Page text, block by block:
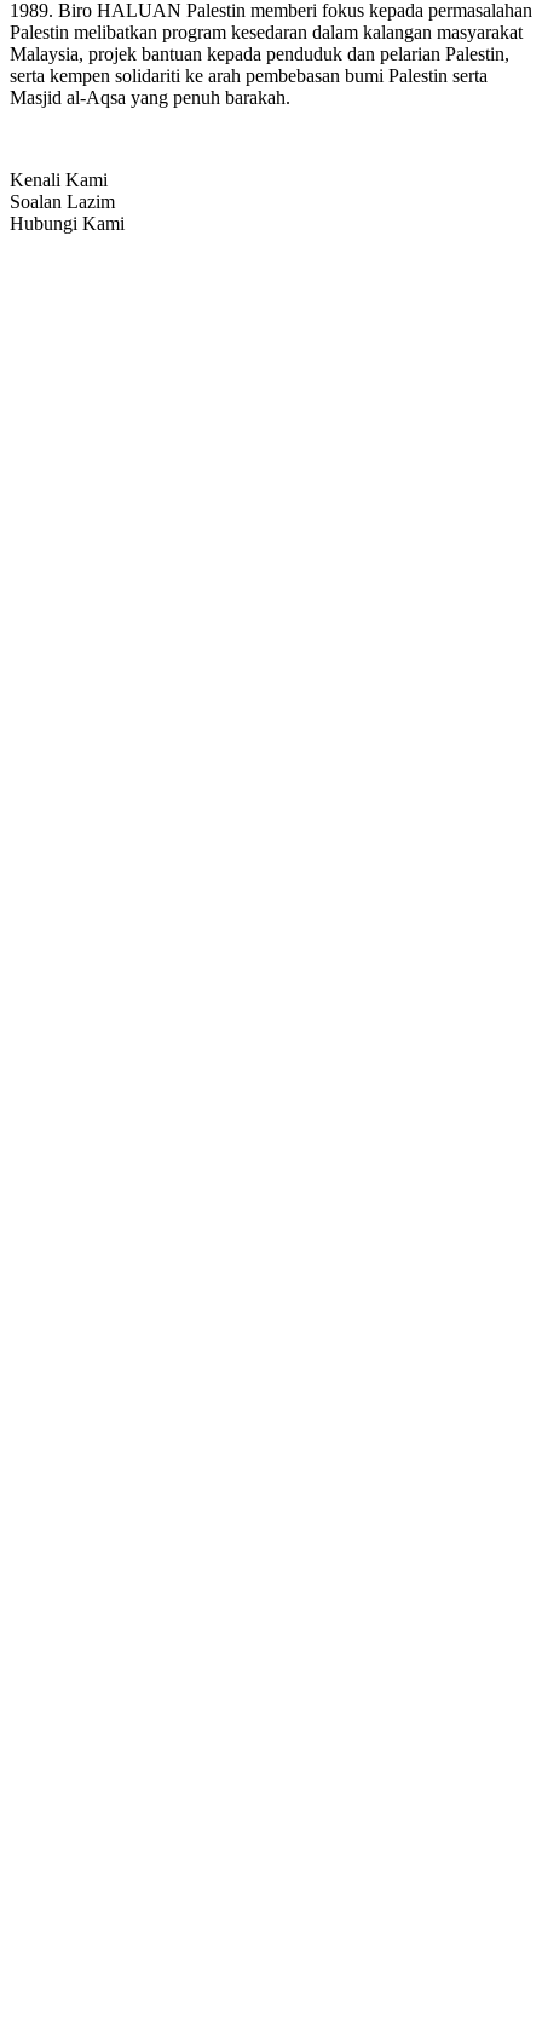
1989. Biro HALUAN Palestin memberi fokus kepada permasalahan
Palestin melibatkan program kesedaran dalam kalangan masyarakat
Malaysia, projek bantuan kepada penduduk dan pelarian Palestin,
serta kempen solidariti ke arah pembebasan bumi Palestin serta
Masjid al-Aqsa yang penuh barakah.
Kenali Kami
Soalan Lazim
Hubungi Kami